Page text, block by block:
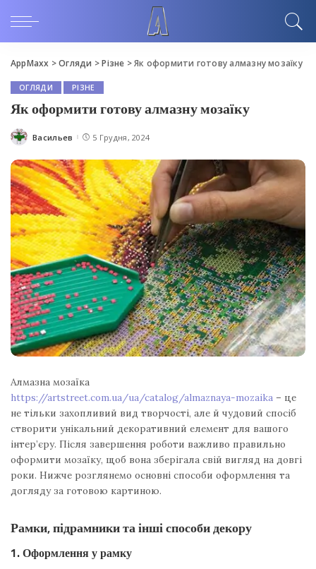
AppMaxx >Огляди >Різне >Як оформити готову алмазну мозаїку
ОГЛЯДИ РІЗНЕ
Як оформити готову алмазну мозаїку
Posted
Васильев 5 Грудня, 2024
Алмазна мозаїка
https://artstreet.com.ua/ua/catalog/almaznaya-mozaika – це
не тільки захопливий вид творчості, але й чудовий спосіб
створити унікальний декоративний елемент для вашого
інтер’єру. Після завершення роботи важливо правильно
оформити мозаїку, щоб вона зберігала свій вигляд на довгі
роки. Нижче розглянемо основні способи оформлення та
догляду за готовою картиною.
Рамки, підрамники та інші способи декору
1. Оформлення у рамку